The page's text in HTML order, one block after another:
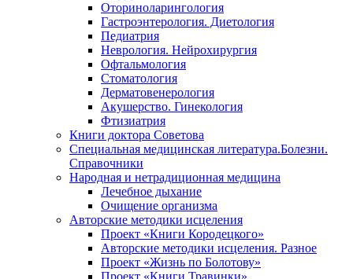
Оториноларингология
Гастроэнтерология. Диетология
Педиатрия
Неврология. Нейрохирургия
Офтальмология
Стоматология
Дерматовенерология
Акушерство. Гинекология
Фтизиатрия
Книги доктора Советова
Специальная медицинская литература.Болезни.
Справочники
Народная и нетрадиционная медицина
Лечебное дыхание
Очищение организма
Авторские методики исцеления
Проект «Книги Кородецкого»
Авторские методики исцеления. Разное
Проект «Жизнь по Болотову»
Проект «Книги Травинки»